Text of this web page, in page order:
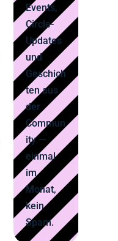
Events,
Circle-
Updates
und
Geschich
ten aus
der
Commun
ity —
einmal
im
Monat,
kein
Spam.